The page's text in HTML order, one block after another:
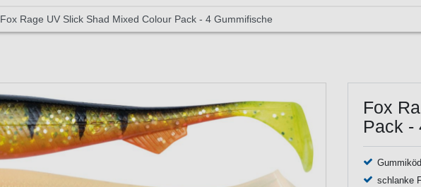
Fox Rage UV Slick Shad Mixed Colour Pack - 4 Gummifische
Fox
Pack -
schlanke